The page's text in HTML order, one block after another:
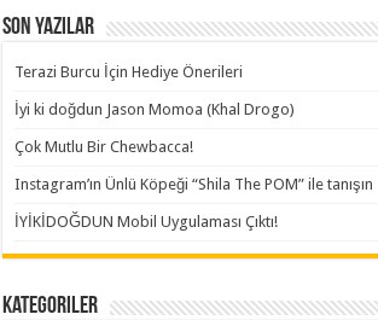
Son Yazılar
Terazi Burcu İçin Hediye Önerileri
İyi ki doğdun Jason Momoa (Khal Drogo)
Çok Mutlu Bir Chewbacca!
Instagram’ın Ünlü Köpeği “Shila The POM” ile tanışın
İYİKİDOĞDUN Mobil Uygulaması Çıktı!
Kategoriler